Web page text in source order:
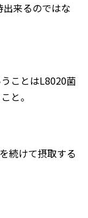
来るのではな
ことはL8020菌
と。
続けて摂取する